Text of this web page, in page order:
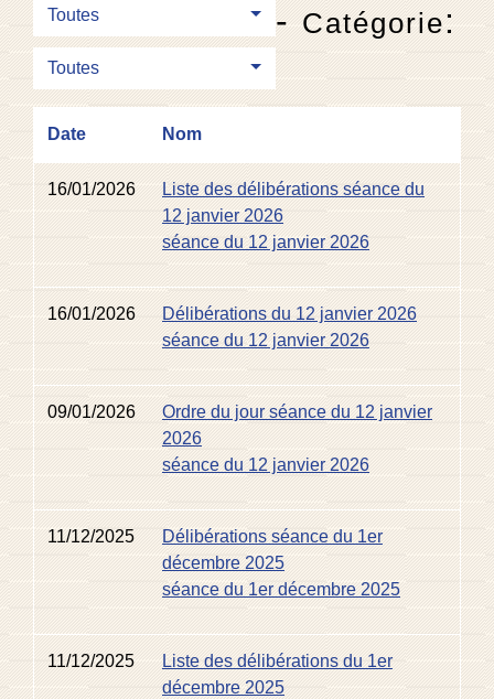
Toutes - Catégorie:
Toutes
Date Nom
16/01/2026
Liste des délibérations séance du
12 janvier 2026
séance du 12 janvier 2026
16/01/2026
Délibérations du 12 janvier 2026
séance du 12 janvier 2026
09/01/2026
Ordre du jour séance du 12 janvier
2026
séance du 12 janvier 2026
11/12/2025
Délibérations séance du 1er
décembre 2025
séance du 1er décembre 2025
11/12/2025
Liste des délibérations du 1er
décembre 2025